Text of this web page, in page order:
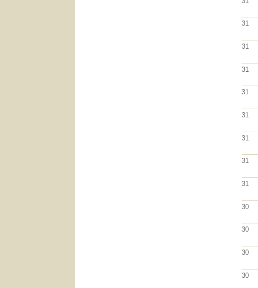
31
31
31
31
31
31
31
31
30
30
30
30